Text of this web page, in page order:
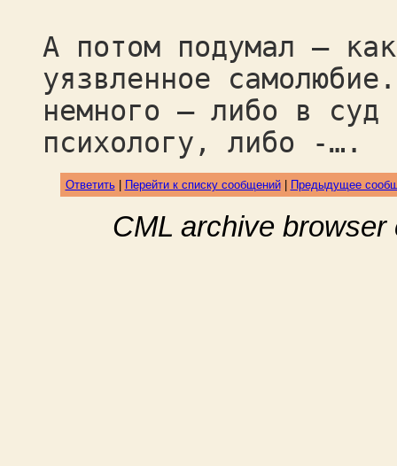
А потом подумал –
уязвленное
немного – либо в
психологу, либо -….
Ответить| Перейти к списку сообщений| Предыдущее
CML archive